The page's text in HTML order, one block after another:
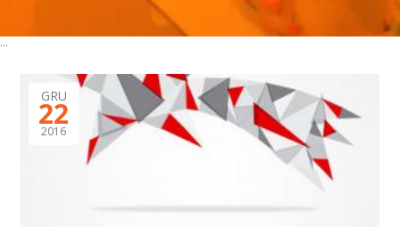
...
GRU
22
2016